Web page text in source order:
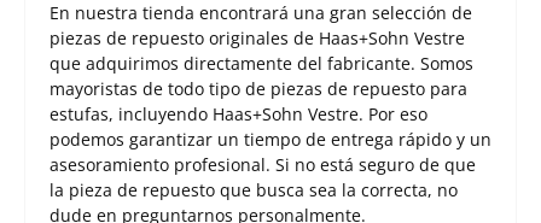
En nuestra tienda encontrará una gran selección de
piezas de repuesto originales de Haas+Sohn Vestre
que adquirimos directamente del fabricante. Somos
mayoristas de todo tipo de piezas de repuesto para
estufas, incluyendo Haas+Sohn Vestre. Por eso
podemos garantizar un tiempo de entrega rápido y un
asesoramiento profesional. Si no está seguro de que
la pieza de repuesto que busca sea la correcta, no
dude en preguntarnos personalmente.